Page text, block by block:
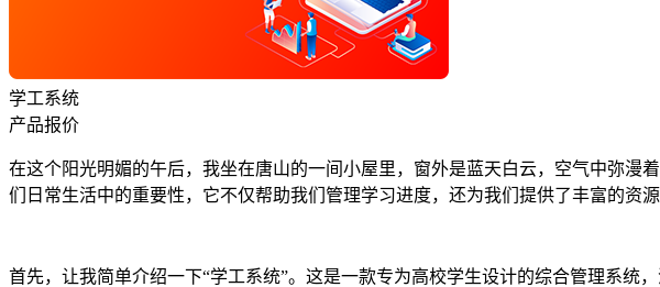
学工系统
产品报价
在这个阳光明媚的午后，我坐在唐山的一间小屋里，窗外是蓝天白云，空气中弥漫
们日常生活中的重要性，它不仅帮助我们管理学习进度，还为我们提供了丰富的资
首先，让我简单介绍一下“学工系统”。这是一款专为高校学生设计的综合管理系